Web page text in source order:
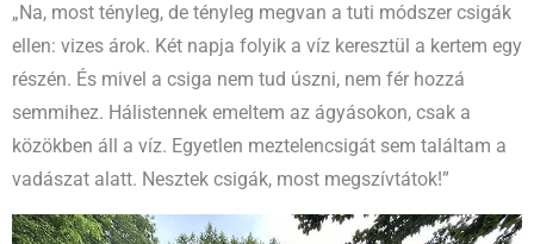
„Na, most tényleg, de tényleg megvan a tuti módszer csigák
ellen: vizes árok. Két napja folyik a víz keresztül a kertem egy
részén. És mivel a csiga nem tud úszni, nem fér hozzá
semmihez. Hálistennek emeltem az ágyásokon, csak a
közökben áll a víz. Egyetlen meztelencsigát sem találtam a
vadászat alatt. Nesztek csigák, most megszívtátok!”